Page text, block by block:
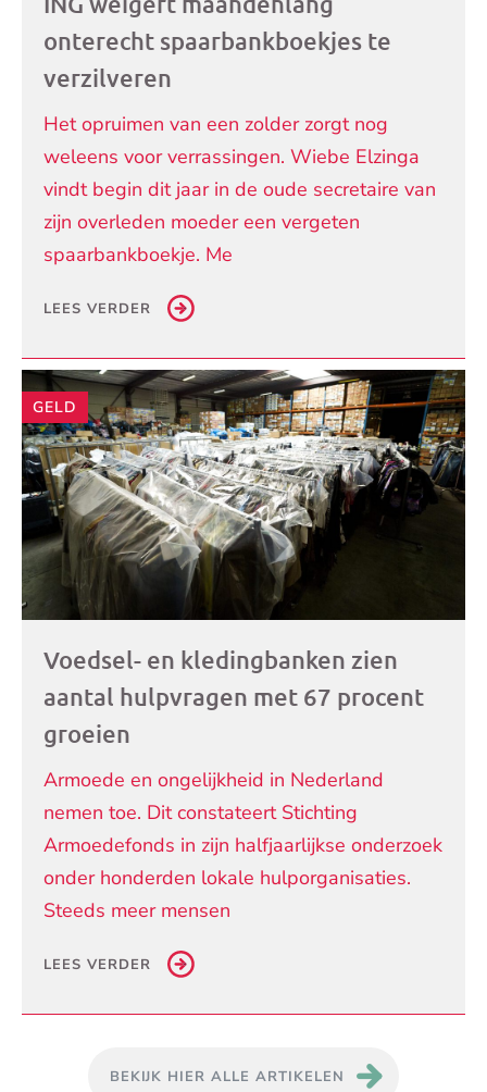
onterecht spaarbankboekjes te
verzilveren
Het opruimen van een zolder zorgt nog
weleens voor verrassingen. Wiebe Elzinga
vindt begin dit jaar in de oude secretaire van
zijn overleden moeder een vergeten
spaarbankboekje. Me
LEES VERDER
GELD
Voedsel- en kledingbanken zien
aantal hulpvragen met 67 procent
groeien
Armoede en ongelijkheid in Nederland
nemen toe. Dit constateert Stichting
Armoedefonds in zijn halfjaarlijkse onderzoek
onder honderden lokale hulporganisaties.
Steeds meer mensen
LEES VERDER
BEKIJK HIER ALLE ARTIKELEN